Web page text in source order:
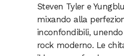
Steven Tyler e
mixando alla
inconfondibili,
rock moderno. Le